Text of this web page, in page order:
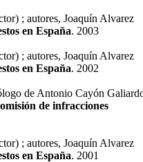
; autores, Joaquín Alvarez
en España. 2003
; autores, Joaquín Alvarez
en España. 2002
de Antonio Cayón
de infracciones
; autores, Joaquín Alvarez
en España. 2001